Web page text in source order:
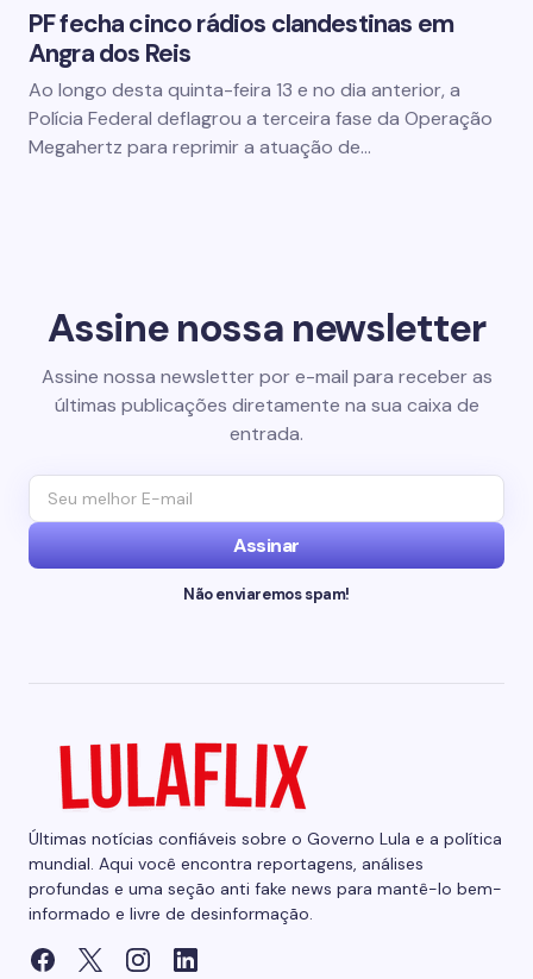
PF fecha cinco rádios clandestinas em
Angra dos Reis
Ao longo desta quinta-feira 13 e no dia anterior, a
Polícia Federal deflagrou a terceira fase da Operação
Megahertz para reprimir a atuação de…
Assine nossa newsletter
Assine nossa newsletter por e-mail para receber as
últimas publicações diretamente na sua caixa de
entrada.
Assinar
Não enviaremos spam!
Últimas notícias confiáveis sobre o Governo Lula e a política
mundial. Aqui você encontra reportagens, análises
profundas e uma seção anti fake news para mantê-lo bem-
informado e livre de desinformação.